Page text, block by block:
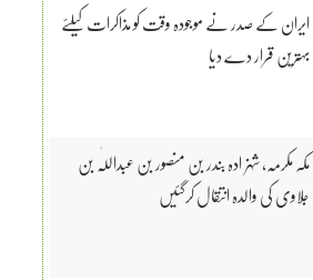
ایران کے صدر نے موجودہ وقت کو مذاکرات کیلئے
بہترین قرار دے دیا
مکہ مکرمہ، شہزادہ بندر بن منصور بن عبداللّٰہ بن
جلاوی کی والدہ انتقال کرگئیں